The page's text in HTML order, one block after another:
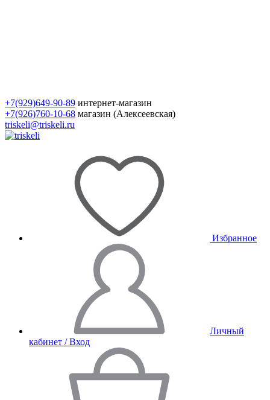
+7(929)649-90-89 интернет-магазин
+7(926)760-10-68 магазин (Алексеевская)
triskeli@triskeli.ru
Избранное
Личный
кабинет / Вход